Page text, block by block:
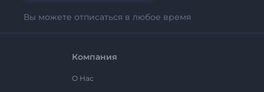
Вы можете отписаться в любое время
Компания
О Нас